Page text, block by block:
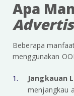
Apa
Beberapa
menggunakan
Jangkauan
menjangkau